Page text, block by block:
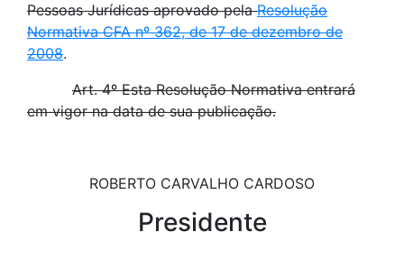
Pessoas Jurídicas aprovado pelaResolução
Normativa CFA nº 362, de 17 de dezembro de
2008.
Art. 4º Esta Resolução Normativa entrará
em vigor na data de sua publicação.
ROBERTO CARVALHO CARDOSO
Presidente